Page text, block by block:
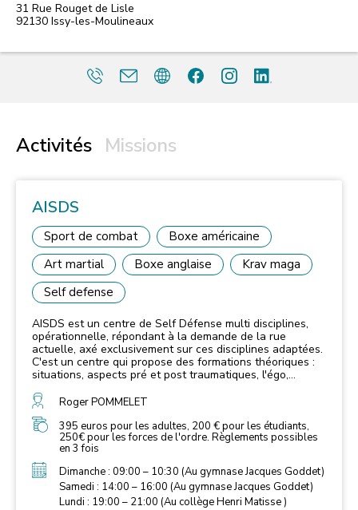
31 Rue Rouget de Lisle
92130 Issy-les-Moulineaux
Activités Missions
AISDS
Sport de combat
Boxe américaine
Art martial
Boxe anglaise
Krav maga
Self defense
AISDS est un centre de Self Défense multi disciplines,
opérationnelle, répondant à la demande de la rue
actuelle, axé exclusivement sur ces disciplines adaptées.
C'est un centre qui propose des formations théoriques :
situations, aspects pré et post traumatiques, l'égo,
la conduite à tenir avant et après l'agression. Des
formations thématiques : les moyens personnels, la
sécurité en groupe, l'habitation, la survie, la gestion du
stress, la négociation... mais aussi une formation
importante, technique et pratique, techniques de combats
(avec ou sans armes), combats souples et durs telles que
Self Défense DCSU, close combat, combat Russe,
techniques de rue, combat et défense urbaine.
Roger POMMELET
395 euros pour les adultes, 200 € pour les étudiants,
250€ pour les forces de l'ordre. Règlements possibles
en 3 fois
Dimanche : 09:00 – 10:30 (Au gymnase Jacques Goddet)
Samedi : 14:00 – 16:00 (Au gymnase Jacques Goddet)
Lundi : 19:00 – 21:00 (Au collège Henri Matisse )